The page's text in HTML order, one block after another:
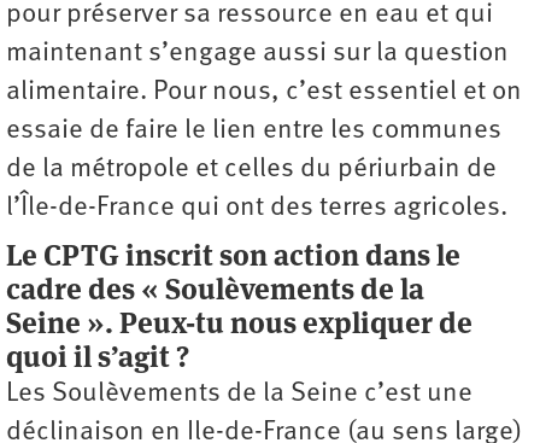
pour préserver sa ressource en eau et qui
maintenant s’engage aussi sur la question
alimentaire. Pour nous, c’est essentiel et on
essaie de faire le lien entre les communes
de la métropole et celles du périurbain de
l’Île-de-France qui ont des terres agricoles.
Le CPTG inscrit son action dans le
cadre des « Soulèvements de la
Seine ». Peux-tu nous expliquer de
quoi il s’agit ?
Les Soulèvements de la Seine c’est une
déclinaison en Ile-de-France (au sens large)